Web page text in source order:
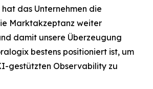
das Unternehmen die
Marktakzeptanz weiter
damit unsere Überzeugung
bestens positioniert ist, um
gestützten Observability zu